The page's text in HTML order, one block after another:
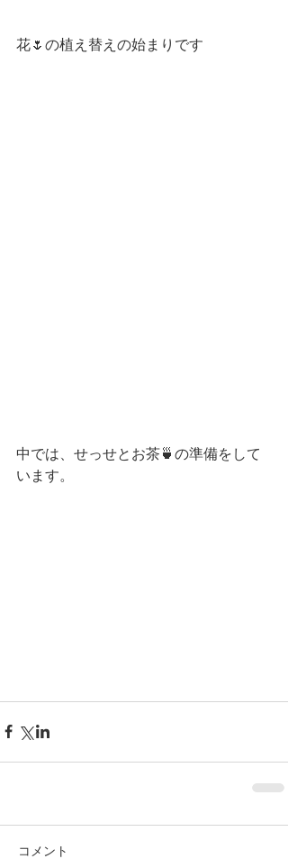
花🌷の植え替えの始まりです
中では、せっせとお茶🍵の準備をして
います。
コメント